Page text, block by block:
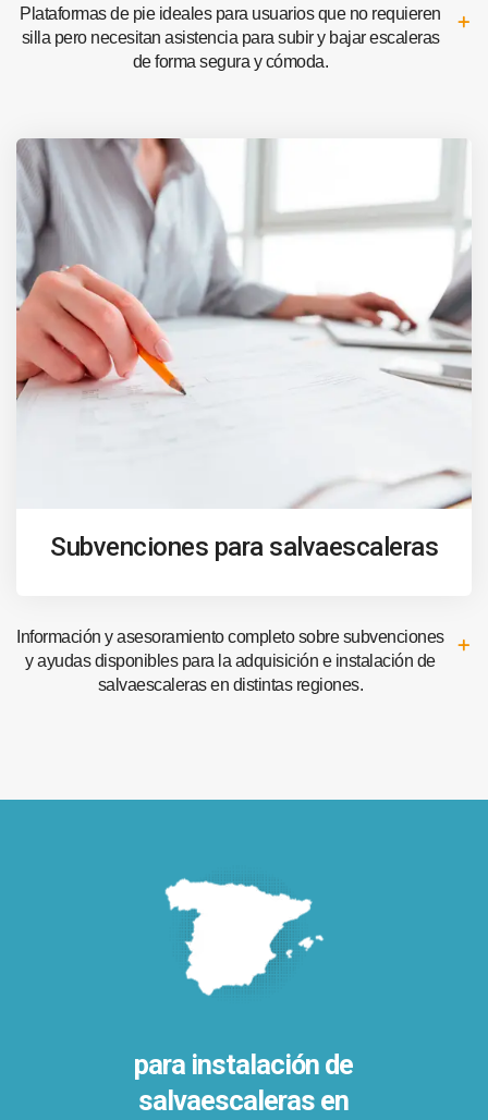
Plataformas de pie ideales para usuarios que no requieren
silla pero necesitan asistencia para subir y bajar escaleras
de forma segura y cómoda.
Subvenciones para salvaescaleras
Información y asesoramiento completo sobre subvenciones
y ayudas disponibles para la adquisición e instalación de
salvaescaleras en distintas regiones.
para instalación de
salvaescaleras en